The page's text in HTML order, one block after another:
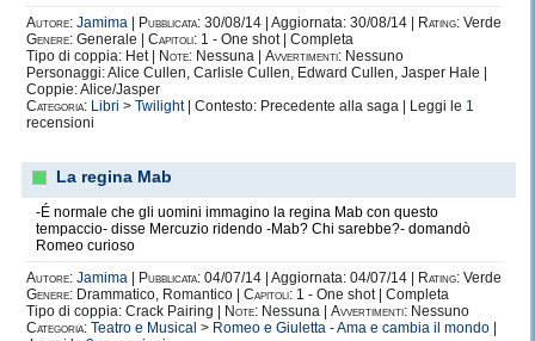
Autore: Jamima Pubblicata: 30/08/14 | Aggiornata: 30/08/14 | Rating: Verde
Genere: Generale | Capitoli: 1 - One shot | Completa
Tipo di coppia: Het |
Note: Nessuna | Avvertimenti: Nessuno
Personaggi: Alice Cullen, Carlisle Cullen, Edward Cullen, Jasper Hale |
Coppie: Alice/Jasper
Categoria: Libri > Twilight| Contesto: Precedente alla saga | Leggi le 1
recensioni
La regina Mab
-É normale che gli uomini immagino la regina Mab con questo
tempaccio- disse Mercuzio ridendo -Mab? Chi sarebbe?- domandò
Romeo curioso
Autore: Jamima Pubblicata: 04/07/14 | Aggiornata: 04/07/14 | Rating: Verde
Genere: Drammatico, Romantico | Capitoli: 1 - One shot | Completa
Tipo di coppia: Crack Pairing |
Note: Nessuna | Avvertimenti: Nessuno
Categoria: Teatro e Musical > Romeo e Giuletta - Ama e cambia il mondo